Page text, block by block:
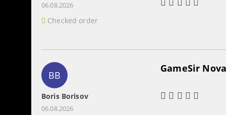
06.08.2026
Checked order
BB
Boris Borisov
06.08.2026
GameSir